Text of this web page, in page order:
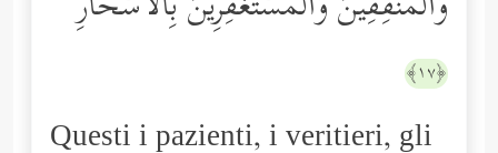
﴿١٧﴾
Questi i pazienti, i veritieri, gli